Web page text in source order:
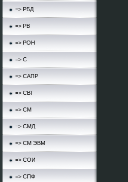
=> РБД
=> РВ
=> РОН
=> С
=> САПР
=> СВТ
=> СМ
=> СМД
=> СМ ЭВМ
=> СОИ
=> СПФ